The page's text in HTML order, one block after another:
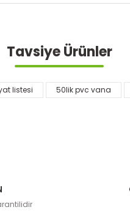
yetersiz gördüğünüz
ve önerileriniz için teşekkür
Tavsiye Ürünler
listesi 50lik pvc vana